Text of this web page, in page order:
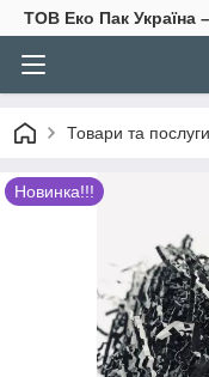
ТОВ Еко Пак Україна
Товари та послуги
Новинка!!!